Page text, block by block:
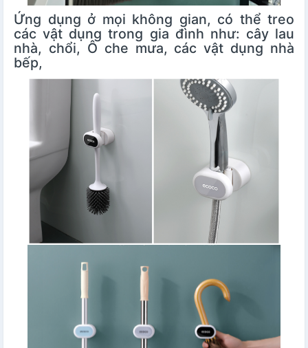
Ứng dụng ở mọi không gian, có thể treo
các vật dụng trong gia đình như: cây lau
nhà, chổi, Ô che mưa, các vật dụng nhà
bếp,